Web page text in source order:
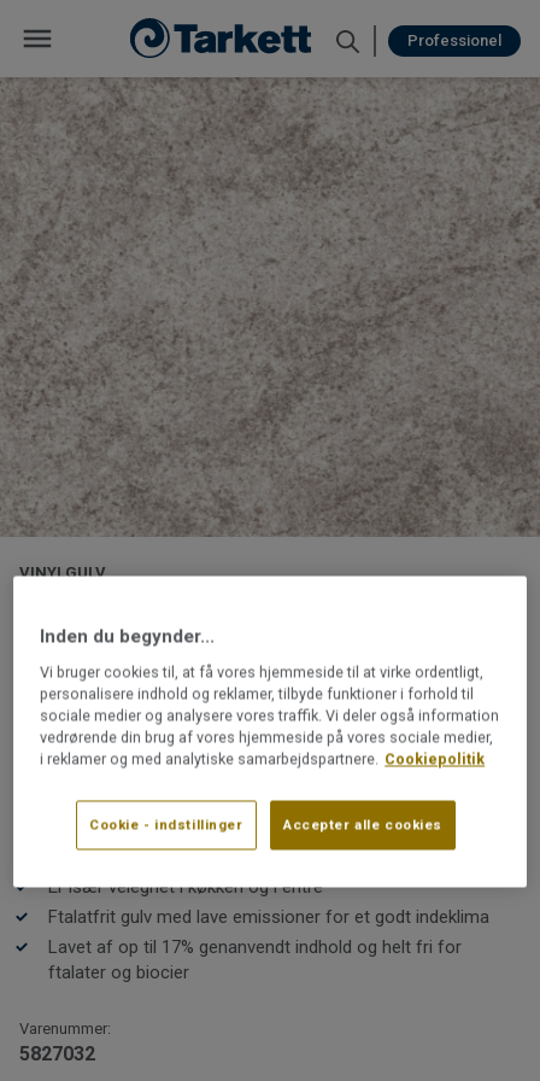
Professionel
VINYLGULV
Iconik T-Extra er et vinylgulv på rulle, som fås i et stort
udvalg af tidsløse designs – fra naturtro træ- og
stenmønstre til klassiske skaktern. Et gulv, der er
praktisk, slidstærkt, let at rengøre, pænt og behageligt
at gå på.
Praktisk, let at rengøre og slidstærkt
Fås som rullevare i 2, 3 og 4 meters bredde
Er især velegnet i køkken og i entré
Ftalatfrit gulv med lave emissioner for et godt indeklima
Lavet af op til 17% genanvendt indhold og helt fri for
ftalater og biocier
Varenummer:
5827032
Inden du begynder...
Vi bruger cookies til, at få vores hjemmeside til at virke ordentligt,
personalisere indhold og reklamer, tilbyde funktioner i forhold til
sociale medier og analysere vores traffik. Vi deler også information
vedrørende din brug af vores hjemmeside på vores sociale medier,
i reklamer og med analytiske samarbejdspartnere. Cookiepolitik
Cookie - indstillinger Accepter alle cookies